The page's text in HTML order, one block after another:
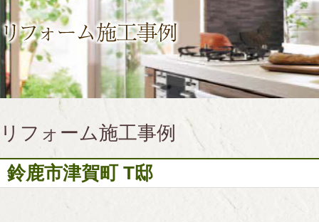
リフォーム施工事例
鈴鹿市津賀町 T邸